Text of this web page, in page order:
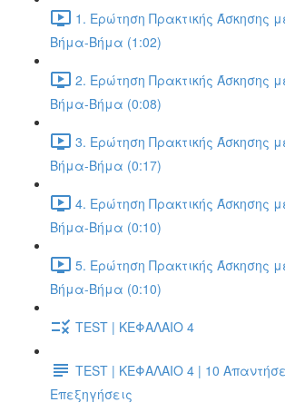
1. Ερώτηση Πρακτικής Άσκησης
Βήμα-Βήμα (1:02)
2. Ερώτηση Πρακτικής Άσκησης
Βήμα-Βήμα (0:08)
3. Ερώτηση Πρακτικής Άσκησης
Βήμα-Βήμα (0:17)
4. Ερώτηση Πρακτικής Άσκησης
Βήμα-Βήμα (0:10)
5. Ερώτηση Πρακτικής Άσκησης
Βήμα-Βήμα (0:10)
TEST | ΚΕΦΑΛΑΙΟ 4
TEST | ΚΕΦΑΛΑΙΟ 4 | 10
Επεξηγήσεις